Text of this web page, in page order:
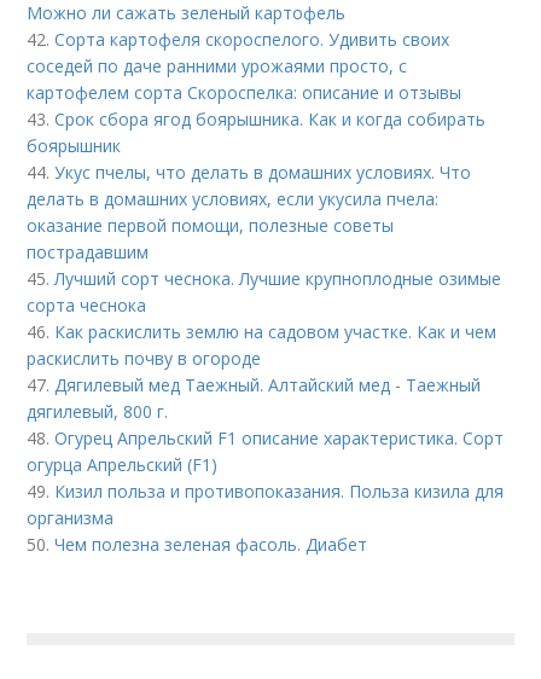
Можно ли сажать зеленый картофель
42.Сорта картофеля скороспелого. Удивить своих
соседей по даче ранними урожаями просто, с
картофелем сорта Скороспелка: описание и отзывы
43.Срок сбора ягод боярышника. Как и когда собирать
боярышник
44.Укус пчелы, что делать в домашних условиях. Что
делать в домашних условиях, если укусила пчела:
оказание первой помощи, полезные советы
пострадавшим
45.Лучший сорт чеснока. Лучшие крупноплодные озимые
сорта чеснока
46. Как раскислить землю на садовом участке. Как и чем
раскислить почву в огороде
47.Дягилевый мед Таежный. Алтайский мед - Таежный
дягилевый, 800 г.
48.Огурец Апрельский F1 описание характеристика. Сорт
огурца Апрельский (F1)
49. Кизил польза и противопоказания. Польза кизила для
организма
50.Чем полезна зеленая фасоль. Диабет